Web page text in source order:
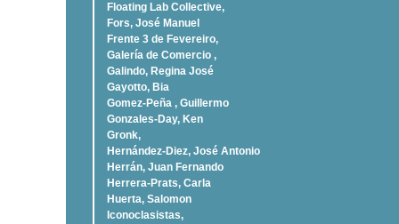
Floating Lab Collective,
Fors, José Manuel
Frente 3 de Fevereiro,
Galería de Comercio ,
Galindo, Regina José
Gayotto, Bia
Gomez-Peña , Guillermo
Gonzales-Day, Ken
Gronk,
Hernández-Diez, José Antonio
Herrán, Juan Fernando
Herrera-Prats, Carla
Huerta, Salomon
Iconoclasistas,